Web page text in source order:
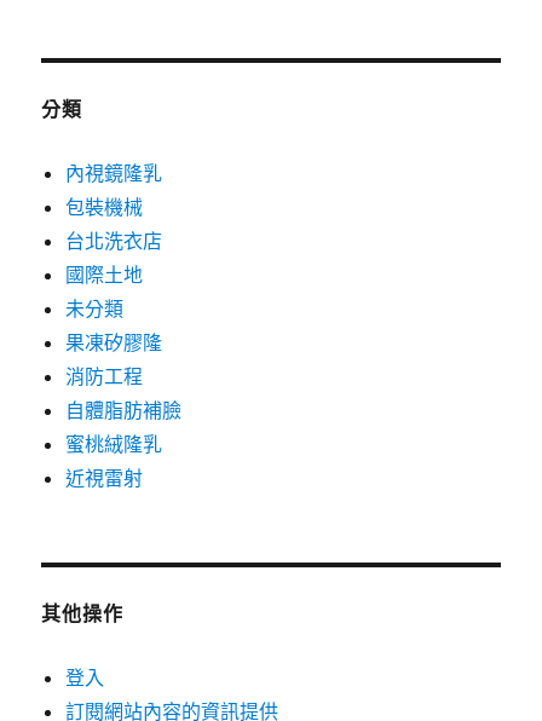
分類
內視鏡隆乳
包裝機械
台北洗衣店
國際土地
未分類
果凍矽膠隆
消防工程
自體脂肪補臉
蜜桃絨隆乳
近視雷射
其他操作
登入
訂閱網站內容的資訊提供